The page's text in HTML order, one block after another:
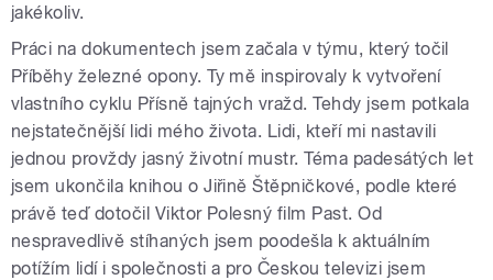
jakékoliv.
Práci na dokumentech jsem začala v týmu, který točil
Příběhy železné opony. Ty mě inspirovaly k vytvoření
vlastního cyklu Přísně tajných vražd. Tehdy jsem potkala
nejstatečnější lidi mého života. Lidi, kteří mi nastavili
jednou provždy jasný životní mustr. Téma padesátých let
jsem ukončila knihou o Jiřině Štěpničkové, podle které
právě teď dotočil Viktor Polesný film Past. Od
nespravedlivě stíhaných jsem poodešla k aktuálním
potížím lidí i společnosti a pro Českou televizi jsem